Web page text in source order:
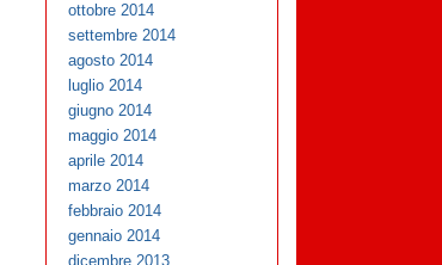
ottobre 2014
settembre 2014
agosto 2014
luglio 2014
giugno 2014
maggio 2014
aprile 2014
marzo 2014
febbraio 2014
gennaio 2014
dicembre 2013